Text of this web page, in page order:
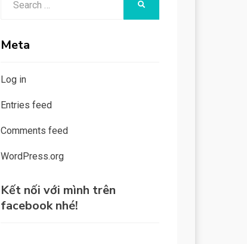
tháng
Meta
Log in
Entries feed
Comments feed
WordPress.org
Kết nối với mình trên
facebook nhé!